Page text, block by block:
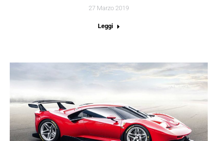
27 Marzo 2019
Leggi